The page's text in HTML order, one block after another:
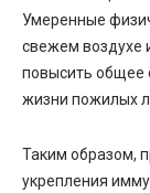
Умеренные
свежем воздухе
повысить общее
жизни пожилых
Таким образом,
укрепления